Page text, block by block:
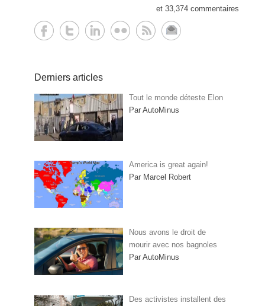
et 33,374 commentaires
Derniers articles
Tout le monde déteste Elon
Par AutoMinus
America is great again!
Par Marcel Robert
Nous avons le droit de
mourir avec nos bagnoles
Par AutoMinus
Des activistes installent des